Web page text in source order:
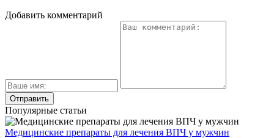
Добавить комментарий
Популярные статьи
Медицинские препараты для лечения ВПЧ у мужчин